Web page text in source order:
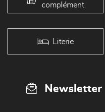
complément
Literie
Newsletter